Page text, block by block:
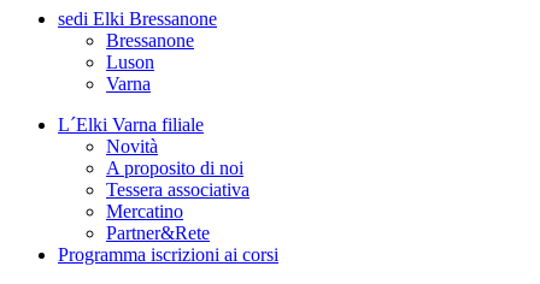
sedi Elki Bressanone
Bressanone
Luson
Varna
L´Elki Varna filiale
Novità
A proposito di noi
Tessera associativa
Mercatino
Partner&Rete
Programma iscrizioni ai corsi